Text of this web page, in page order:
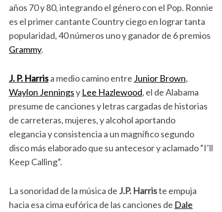
años 70 y 80, integrando el género con el Pop. Ronnie
es el primer cantante Country ciego en lograr tanta
popularidad, 40 números uno y ganador de 6 premios
Grammy.
J. P. Harrisa medio camino entre Junior Brown,
Waylon Jenningsy Lee Hazlewood, el de Alabama
presume de canciones y letras cargadas de historias
de carreteras, mujeres, y alcohol aportando
elegancia y consistencia a un magnífico segundo
disco más elaborado que su antecesor y aclamado “I’ll
Keep Calling”.
La sonoridad de la música de J.P. Harriste empuja
hacia esa cima eufórica de las canciones de Dale